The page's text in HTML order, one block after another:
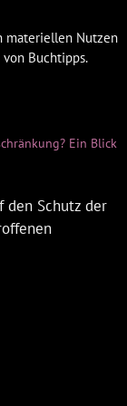
materiellen Nutzen
Buchtipps.
Ein Blick
den Schutz der